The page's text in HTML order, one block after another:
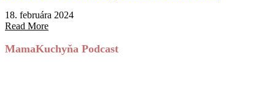
18. februára 2024
Read More
MamaKuchyňa Podcast